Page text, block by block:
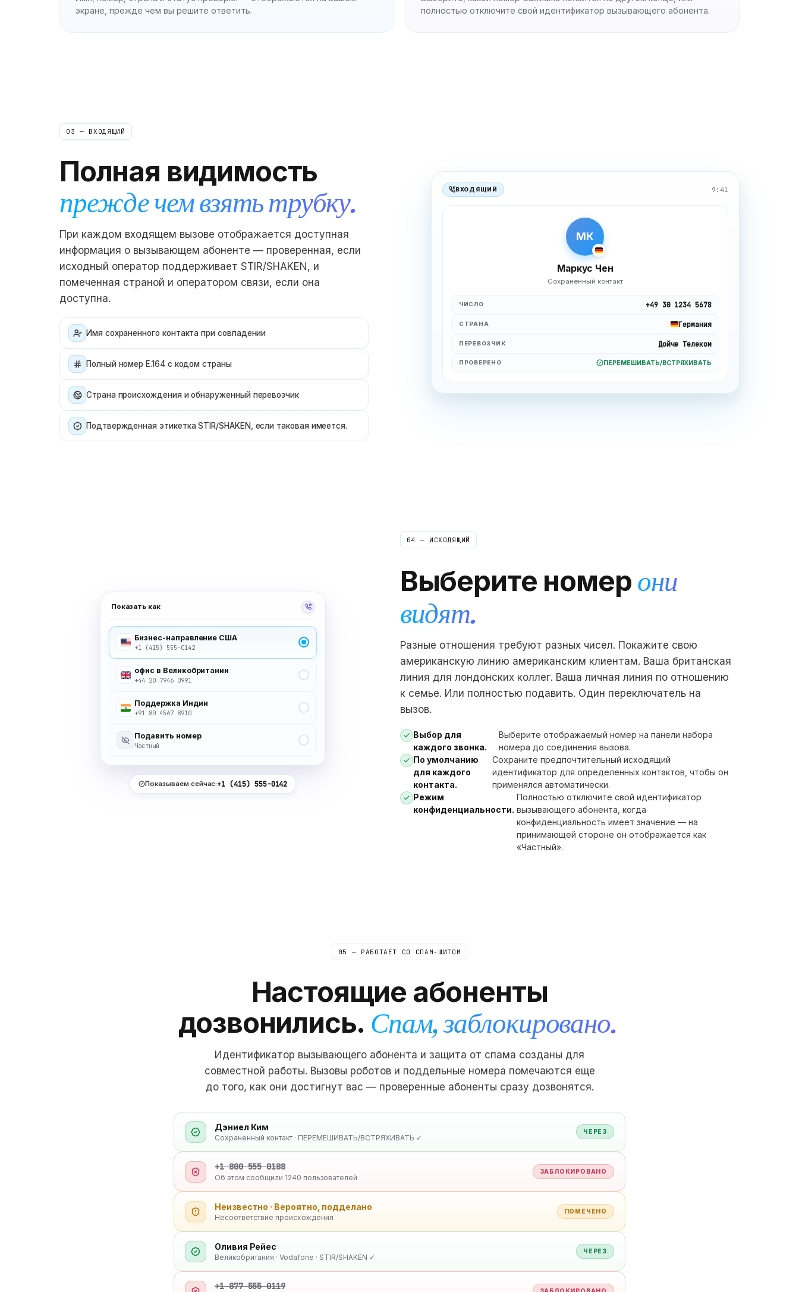
экране, прежде чем вы решите ответить.
полностью отключите свой идентификатор вызывающего абонента.
03 — ВХОДЯЩИЙ
Полная видимость
прежде чем взять трубку.
При каждом входящем вызове отображается доступная
информация о вызывающем абоненте — проверенная, если
исходный оператор поддерживает STIR/SHAKEN, и
помеченная страной и оператором связи, если она
доступна.
Имя сохраненного контакта при совпадении
Полный номер E.164 с кодом страны
Страна происхождения и обнаруженный перевозчик
Подтвержденная этикетка STIR/SHAKEN, если таковая имеется.
ВХОДЯЩИЙ 9:41
МК
Маркус Чен
Сохраненный контакт
ЧИСЛО +49 30 1234 5678
СТРАНА Германия
ПЕРЕВОЗЧИК Дойче Телеком
ПРОВЕРЕНО ПЕРЕМЕШИВАТЬ/ВСТРЯХИВАТЬ
Показать как
Бизнес-направление США
+1 (415) 555-0142
офис в Великобритании
+44 20 7946 0991
Поддержка Индии
+91 80 4567 8910
Подавить номер
Частный
Показываем сейчас:+1 (415) 555-0142
04 — ИСХОДЯЩИЙ
Выберите номерони
видят.
Разные отношения требуют разных чисел. Покажите свою
американскую линию американским клиентам. Ваша британская
линия для лондонских коллег. Ваша личная линия по отношению
к семье. Или полностью подавить. Один переключатель на
вызов.
Выбор для
каждого звонка.
Выберите отображаемый номер на панели набора
номера до соединения вызова.
По умолчанию
для каждого
контакта.
Сохраните предпочтительный исходящий
идентификатор для определенных контактов, чтобы он
применялся автоматически.
Режим
конфиденциальности.
Полностью отключите свой идентификатор
вызывающего абонента, когда
конфиденциальность имеет значение — на
принимающей стороне он отображается как
«Частный».
05 — РАБОТАЕТ СО СПАМ-ЩИТОМ
Настоящие абоненты
дозвонились. Спам, заблокировано.
Идентификатор вызывающего абонента и защита от спама созданы для
совместной работы. Вызовы роботов и поддельные номера помечаются еще
до того, как они достигнут вас — проверенные абоненты сразу дозвонятся.
Дэниел Ким
Сохраненный контакт · ПЕРЕМЕШИВАТЬ/ВСТРЯХИВАТЬ ✓
ЧЕРЕЗ
+1 800 555 0188
Об этом сообщили 1240 пользователей
ЗАБЛОКИРОВАНО
Неизвестно · Вероятно, подделано
Несоответствие происхождения
ПОМЕЧЕНО
Оливия Рейес
Великобритания · Vodafone · STIR/SHAKEN ✓
ЧЕРЕЗ
+1 877 555 0119